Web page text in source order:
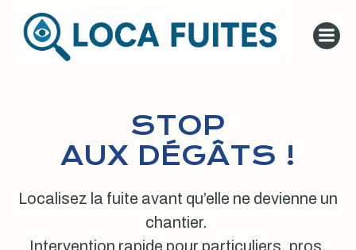
au
contenu
STOP
AUX DÉGÂTS !
Localisez la fuite avant qu’elle ne devienne un
chantier.
Intervention rapide pour particuliers, pros,